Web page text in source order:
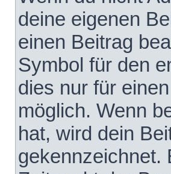
deine eigenen
einen Beitrag
Symbol für den
dies nur für
möglich. Wenn
hat, wird dein
gekennzeichnet.